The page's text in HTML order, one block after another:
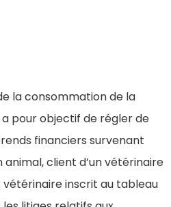
la consommation de la
pour objectif de régler de
financiers survenant
client d’un vétérinaire
inscrit au tableau